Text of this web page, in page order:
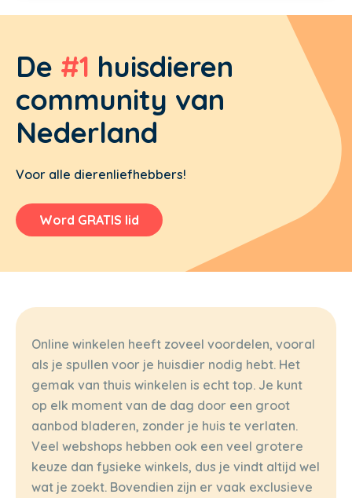
De #1 huisdieren
community van
Nederland
Voor alle dierenliefhebbers!
Word GRATIS lid
Online winkelen heeft zoveel voordelen, vooral
als je spullen voor je huisdier nodig hebt. Het
gemak van thuis winkelen is echt top. Je kunt
op elk moment van de dag door een groot
aanbod bladeren, zonder je huis te verlaten.
Veel webshops hebben ook een veel grotere
keuze dan fysieke winkels, dus je vindt altijd wel
wat je zoekt. Bovendien zijn er vaak exclusieve